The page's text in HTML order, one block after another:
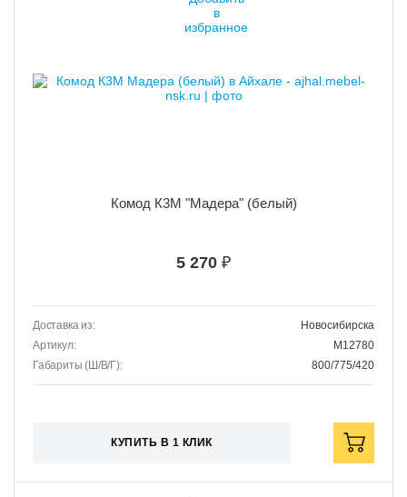
Комод К3М "Мадера" (белый)
5 270 ₽
Доставка из:
Новосибирска
Артикул:
M12780
Габариты (Ш/В/Г):
800/775/420
КУПИТЬ В 1 КЛИК